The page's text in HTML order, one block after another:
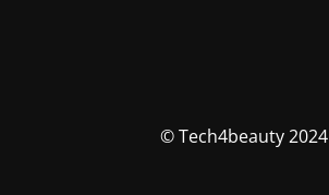
© Tech4beauty 2024